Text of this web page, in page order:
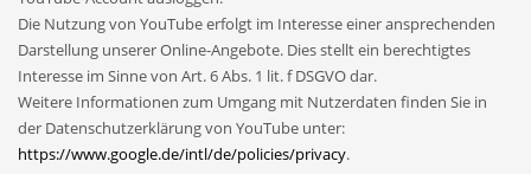
Die Nutzung von YouTube erfolgt im Interesse einer ansprechenden
Darstellung unserer Online-Angebote. Dies stellt ein berechtigtes
Interesse im Sinne von Art. 6 Abs. 1 lit. f DSGVO dar.
Weitere Informationen zum Umgang mit Nutzerdaten finden Sie in
der Datenschutzerklärung von YouTube unter:
https://www.google.de/intl/de/policies/privacy.